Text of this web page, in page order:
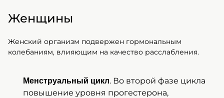
Женщины
Женский организм подвержен гормональным
колебаниям, влияющим на качество расслабления.
Менструальный цикл. Во второй фазе цикла
повышение уровня прогестерона,